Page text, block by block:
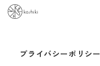
プライバシーポリシー